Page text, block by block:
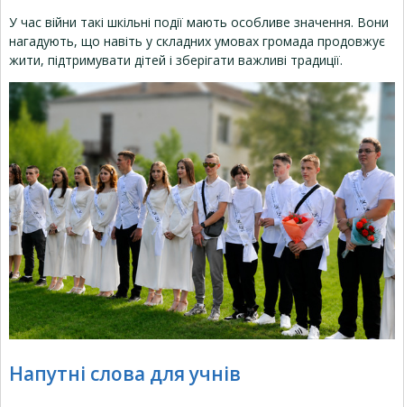
У час війни такі шкільні події мають особливе значення. Вони
нагадують, що навіть у складних умовах громада продовжує
жити, підтримувати дітей і зберігати важливі традиції.
Напутні слова для учнів